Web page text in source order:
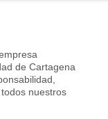
de Cartagena
nuestros